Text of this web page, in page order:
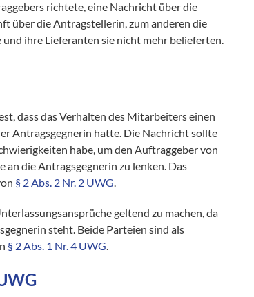
richtete, eine Nachricht über die
über die Antragstellerin, zum anderen die
ihre Lieferanten sie nicht mehr belieferten.
dass das Verhalten des Mitarbeiters einen
Antragsgegnerin hatte. Die Nachricht sollte
habe, um den Auftraggeber von
die Antragsgegnerin zu lenken. Das
§ 2 Abs. 2 Nr. 2 UWG.
geltend zu machen, da
steht. Beide Parteien sind als
§ 2 Abs. 1 Nr. 4 UWG.